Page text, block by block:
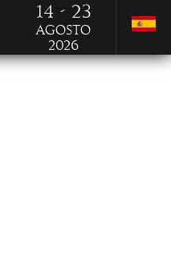
14 - 23
Agosto
2026